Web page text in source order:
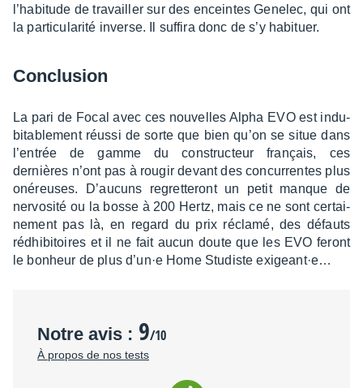
l’ha­bi­tude de travailler sur des enceintes Gene­lec, qui ont
la parti­cu­la­rité inverse. Il suffira donc de s’y habi­tuer.
Conclu­sion
La pari de Focal avec ces nouvelles Alpha EVO est indu­
bi­ta­ble­ment réussi de sorte que bien qu’on se situe dans
l’en­trée de gamme du construc­teur français, ces
dernières n’ont pas à rougir devant des concur­rentes plus
onéreuses. D’au­cuns regret­te­ront un petit manque de
nervo­sité ou la bosse à 200 Hertz, mais ce ne sont certai­
ne­ment pas là, en regard du prix réclamé, des défauts
rédhi­bi­toires et il ne fait aucun doute que les EVO feront
le bonheur de plus d’un·e Home Studiste exigeant·e…
Notre avis : 9/10
À propos de nos tests